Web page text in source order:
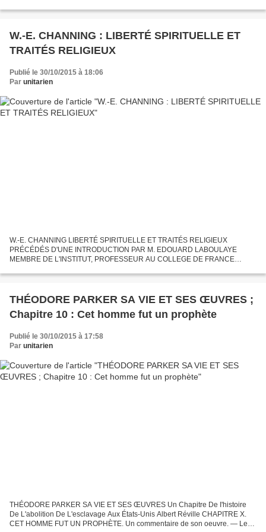
ÉDITEUR 28, Quai De L'école ; 1866...
W.-E. CHANNING : LIBERTÉ SPIRITUELLE ET
TRAITÉS RELIGIEUX
Publié le 30/10/2015 à 18:06
Par unitarien
W.-E. CHANNING LIBERTÉ SPIRITUELLE ET TRAITÉS RELIGIEUX
PRÉCÉDÉS D'UNE INTRODUCTION PAR M. EDOUARD LABOULAYE
MEMBRE DE L'INSTITUT, PROFESSEUR AU COLLEGE DE FRANCE
ÉDITEUR 28, Quai De L'école ; 1866...
THÉODORE PARKER SA VIE ET SES ŒUVRES ;
Chapitre 10 : Cet homme fut un prophète
Publié le 30/10/2015 à 17:58
Par unitarien
THÉODORE PARKER SA VIE ET SES ŒUVRES Un Chapitre De I'histoire
De L'abolition De L'esclavage Aux États-Unis Albert Réville CHAPITRE X.
CET HOMME FUT UN PROPHÈTE. Un commentaire de son oeuvre. — Les